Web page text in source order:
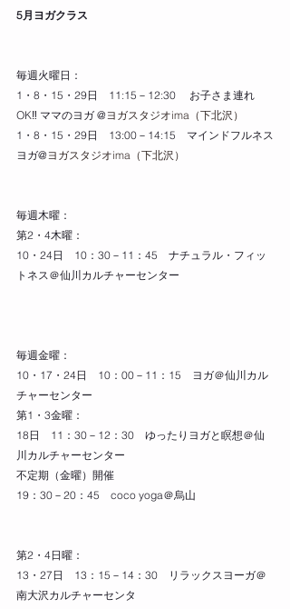
5月ヨガクラス
毎週火曜日：
1・8・15・29日　11:15－12:30 　お子さま連れ
OK‼ ママのヨガ @ヨガスタジオima（下北沢）
1・8・15・29日　13:00－14:15　マインドフルネス
ヨガ@ヨガスタジオima（下北沢）
毎週木曜：
第2・4木曜：
10・24日　10：30－11：45　ナチュラル・フィッ
トネス＠仙川カルチャーセンター
毎週金曜：
10・17・24日　10：00－11：15　ヨガ＠仙川カル
チャーセンター
第1・3金曜：
18日　11：30－12：30　ゆったりヨガと瞑想＠仙
川カルチャーセンター
不定期（金曜）開催
19：30－20：45　coco yoga＠烏山
第2・4日曜：
13・27日　13：15－14：30　リラックスヨーガ＠
南大沢カルチャーセンタ